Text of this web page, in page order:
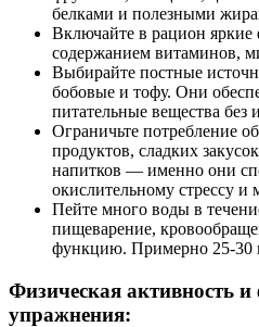
белками и полезными
Включайте в рацион
содержанием витаминов,
Выбирайте постные
бобовые и тофу. Они
питательные вещества
Ограничьте потребление
продуктов, сладких
напитков — именно они
окислительному стрессу и
Пейте много воды в
пищеварение,
функцию. Примерно 25-30
Физическая активность и
упражнения: